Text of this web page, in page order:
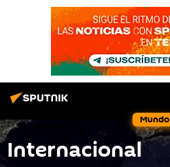
Mundo
Internacional